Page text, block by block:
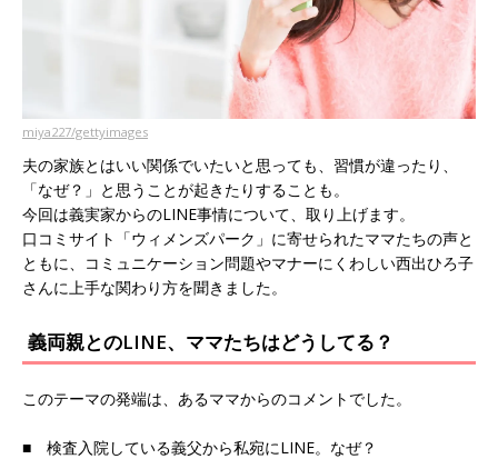
miya227/gettyimages
夫の家族とはいい関係でいたいと思っても、習慣が違ったり、
「なぜ？」と思うことが起きたりすることも。
今回は義実家からのLINE事情について、取り上げます。
口コミサイト「ウィメンズパーク」に寄せられたママたちの声と
ともに、コミュニケーション問題やマナーにくわしい西出ひろ子
さんに上手な関わり方を聞きました。
義両親とのLINE、ママたちはどうしてる？
このテーマの発端は、あるママからのコメントでした。
■ 検査入院している義父から私宛にLINE。なぜ？